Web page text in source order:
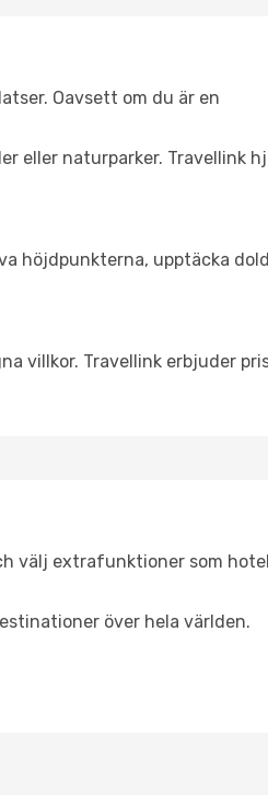
Oavsett om du är en
eller naturparker. Travellink
höjdpunkterna, upptäcka
villkor. Travellink erbjuder
välj extrafunktioner som
över hela världen.